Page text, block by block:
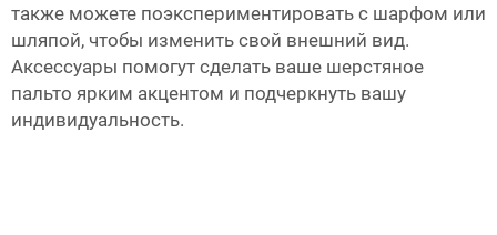
также можете поэкспериментировать с шарфом или
шляпой, чтобы изменить свой внешний вид.
Аксессуары помогут сделать ваше шерстяное
пальто ярким акцентом и подчеркнуть вашу
индивидуальность.